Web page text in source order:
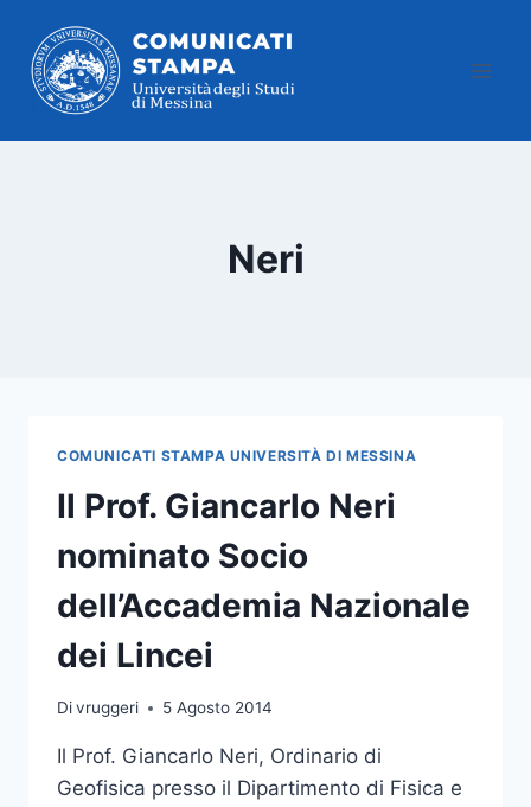
contenuto
Neri
COMUNICATI STAMPA UNIVERSITÀ DI MESSINA
Il Prof. Giancarlo Neri
nominato Socio
dell’Accademia Nazionale
dei Lincei
Divruggeri 5 Agosto 2014
Il Prof. Giancarlo Neri, Ordinario di
Geofisica presso il Dipartimento di Fisica e